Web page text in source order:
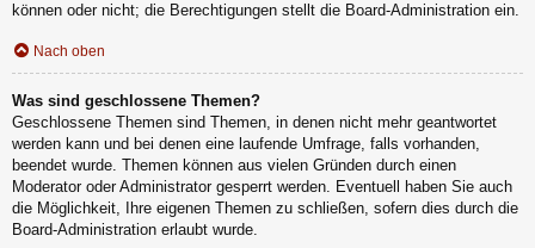
können oder nicht; die Berechtigungen stellt die Board-Administration ein.
Nach oben
Was sind geschlossene Themen?
Geschlossene Themen sind Themen, in denen nicht mehr geantwortet
werden kann und bei denen eine laufende Umfrage, falls vorhanden,
beendet wurde. Themen können aus vielen Gründen durch einen
Moderator oder Administrator gesperrt werden. Eventuell haben Sie auch
die Möglichkeit, Ihre eigenen Themen zu schließen, sofern dies durch die
Board-Administration erlaubt wurde.